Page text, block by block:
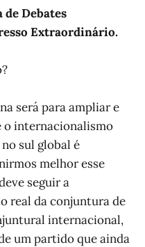
Debates
Extraordinário.
será para ampliar e
o internacionalismo
sul global é
melhor esse
seguir a
real da conjuntura de
internacional,
um partido que ainda